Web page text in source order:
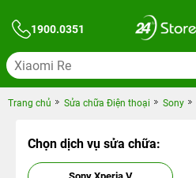
1900.0351
Trang chủ Sửa chữa Điện thoại Sony
Chọn dịch vụ sửa chữa: